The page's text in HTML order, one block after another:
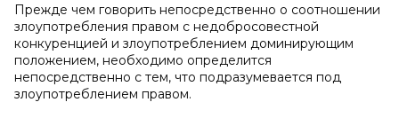
Прежде чем говорить непосредственно о соотношении
злоупотребления правом с недобросовестной
конкуренцией и злоупотреблением доминирующим
положением, необходимо определится
непосредственно с тем, что подразумевается под
злоупотреблением правом.